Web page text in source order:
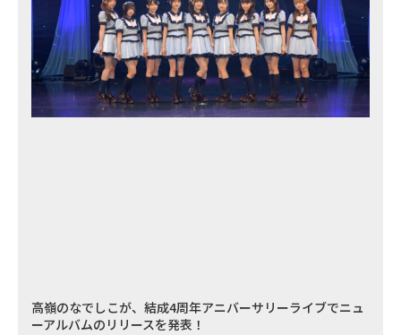
高嶺のなでしこが、結成4周年アニバーサリーライブでニュ
ーアルバムのリリースを発表！